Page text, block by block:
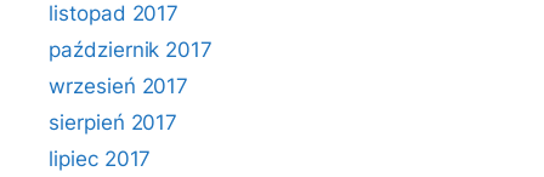
listopad 2017
październik 2017
wrzesień 2017
sierpień 2017
lipiec 2017